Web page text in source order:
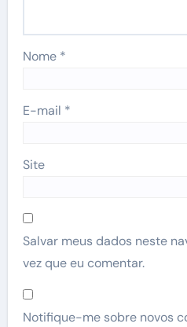
Nome *
E-mail *
Site
Salvar meus dados neste
vez que eu comentar.
Notifique-me sobre novos